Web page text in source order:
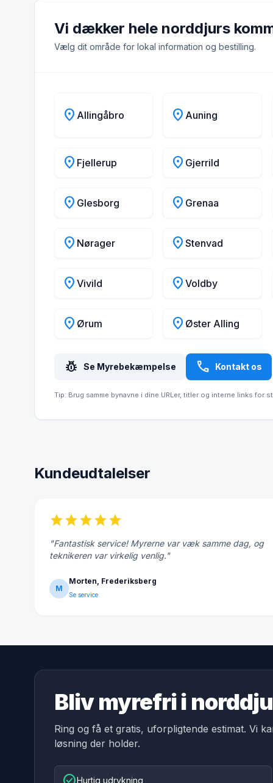
Vi dækker hele norddjurs
Vælg dit område for lokal information og bestilling.
location_on Allingåbro location_on Auning
location_on Fjellerup location_on Gjerrild
location_on Glesborg location_on Grenaa
location_on Nørager location_onStenvad
location_on Vivild location_onVoldby
location_on Ørum location_on Øster Alling
pest_control Se Myrebekæmpelse call Kontakt os
Tip: Brug samme bynavne i dine URLer, titler og interne links for
Kundeudtalelser
starstarstarstarstar
"Fantastisk service! Myrerne var væk samme dag, og
teknikeren var virkelig venlig."
M
Morten, Frederiksberg
Se service
Bliv myrefri i
Ring og få et gratis, uforpligtende estimat. Vi
løsning der holder.
Hurtig udrykning